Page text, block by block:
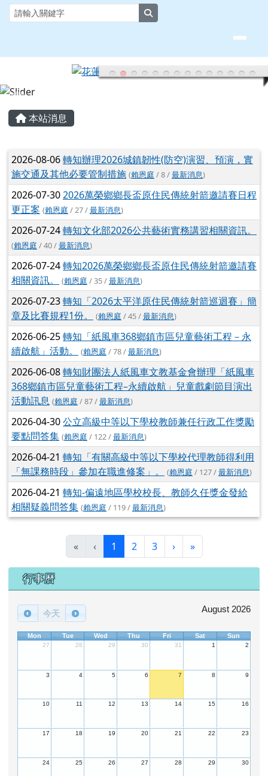
跳至主內容區
花蓮縣大榮國小全球資訊網
主內容區域
本站消息
文章列表
2026-08-06轉知辦理2026城鎮韌性(防空)演習、預演，實
施交通及其他必要管制措施 (賴恩庭 / 8 /最新消息)
2026-07-302026萬榮鄉鄉長盃原住民傳統射箭邀請賽日程
更正案 (賴恩庭 / 27 /最新消息)
2026-07-24轉知文化部2026公共藝術實務講習相關資訊。
(賴恩庭 / 40 /最新消息)
2026-07-24轉知2026萬榮鄉鄉長盃原住民傳統射箭邀請賽
相關資訊。
(賴恩庭 / 35 /最新消息)
2026-07-23轉知「2026太平洋原住民傳統射箭巡迴賽」簡
章及比賽規程1份。
(賴恩庭 / 45 /最新消息)
2026-06-25轉知「紙風車368鄉鎮市區兒童藝術工程－永
續啟航」活動。
(賴恩庭 / 78 /最新消息)
2026-06-08轉知財團法人紙風車文教基金會辦理「紙風車
368鄉鎮市區兒童藝術工程–永續啟航」兒童戲劇節目演出
活動訊息 (賴恩庭 / 87 /最新消息)
2026-04-30公立高級中等以下學校教師兼任行政工作獎勵
要點問答集 (賴恩庭 / 122 /最新消息)
2026-04-21 轉知「有關高級中等以下學校代理教師得利用
「無課務時段」參加在職進修案」。
(賴恩庭 / 127 /最新消息)
2026-04-21 轉知-偏遠地區學校校長、教師久任獎金發給
相關疑義問答集 (賴恩庭 / 119 /最新消息)
« ‹ 1 (目前頁次)
2 3 ›下一頁
»最後頁
下中區域內容
行事曆
今天 August 2026
Mon Tue Wed Thu Fri Sat Sun
27 28 29 30 31 1 2
3 4 5 6 7 8 9
10 11 12 13 14 15 16
17 18 19 20 21 22 23
24 25 26 27 28 29 30
頁尾區域